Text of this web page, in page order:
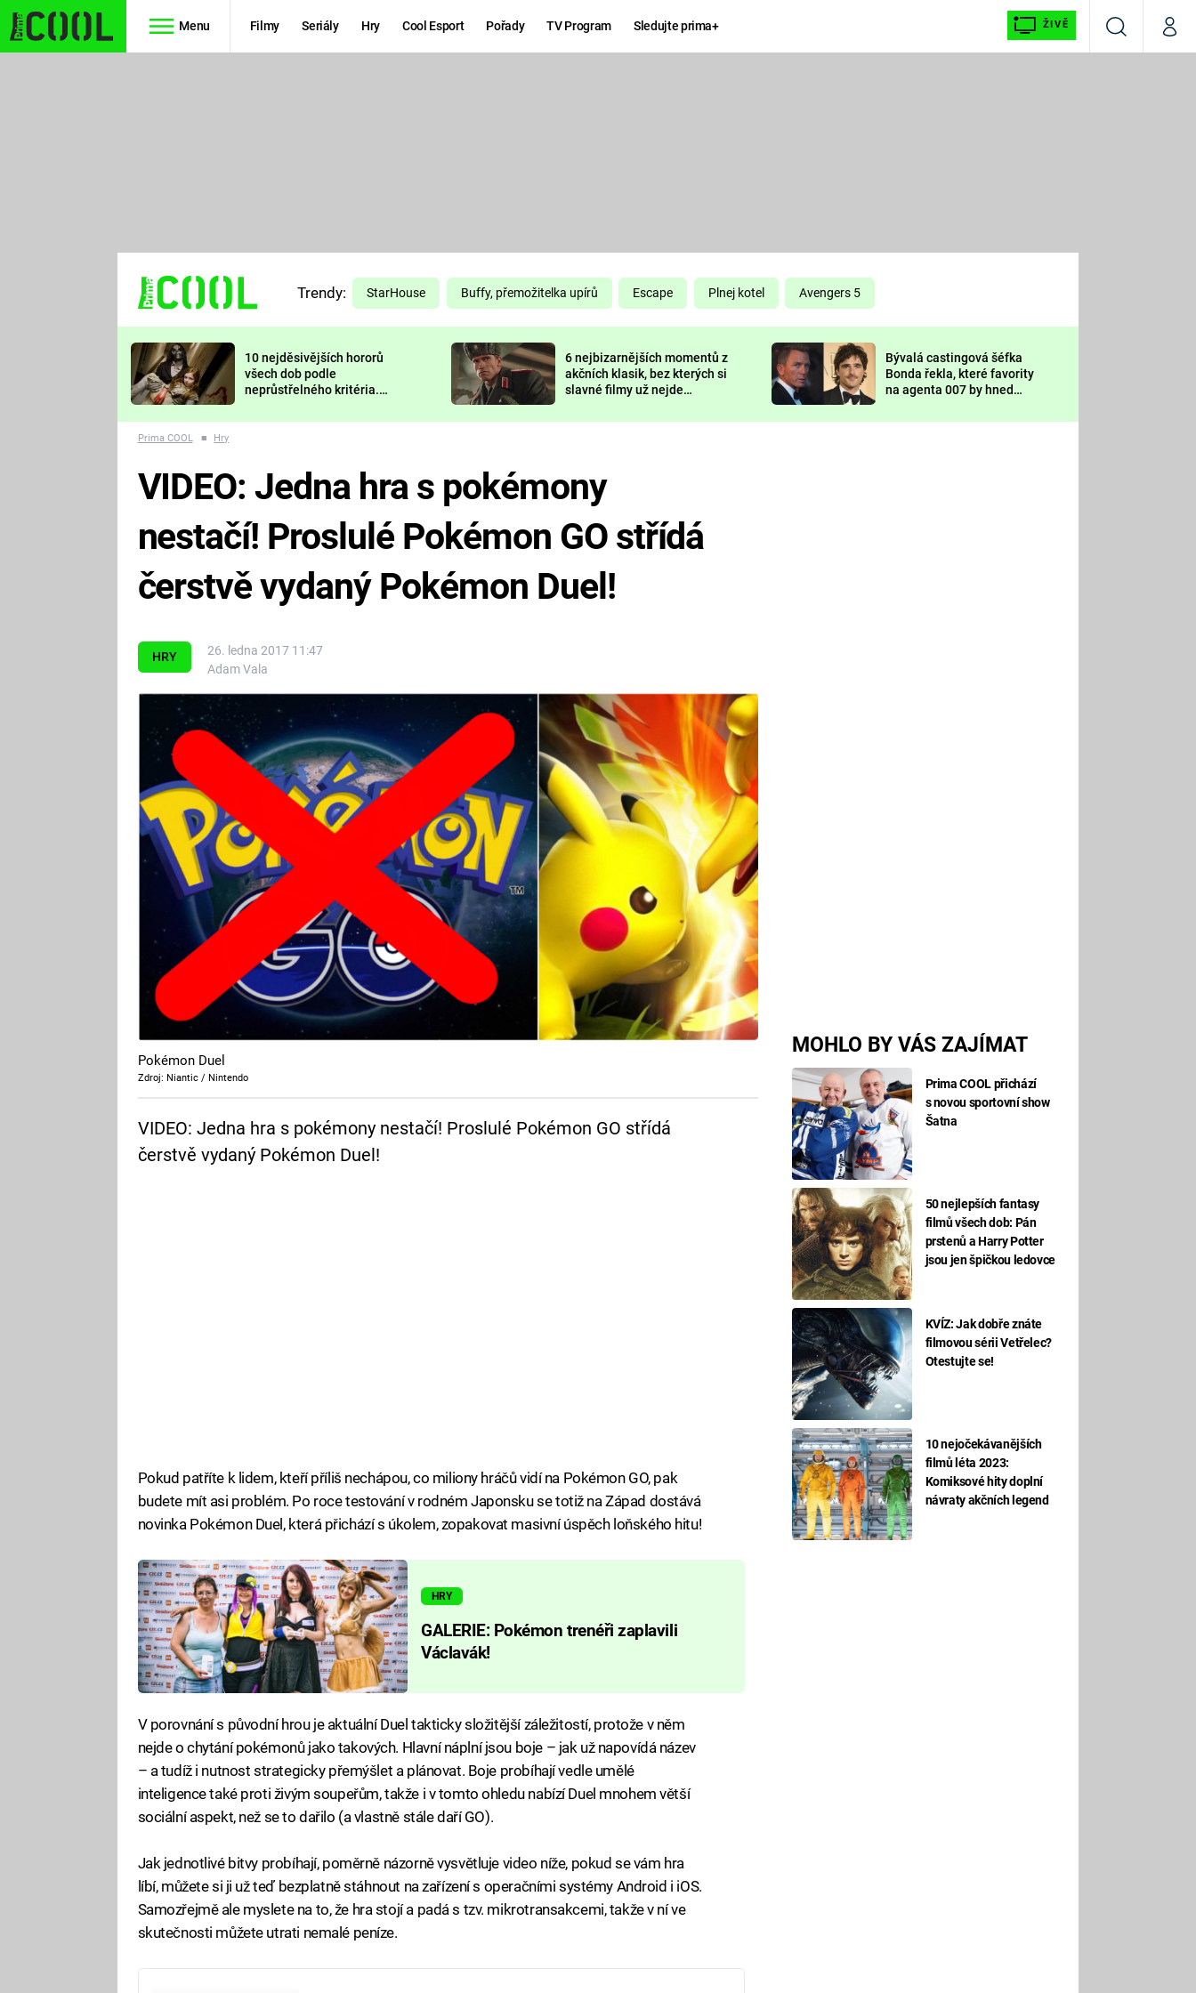
Menu Filmy Seriály Hry Cool Esport Pořady TV Program Sledujte prima+ ŽIVĚ
VyhledáváníMůj
TŘESKU
FUTURAMA
PREDÁTOR
DELIVERANCE
KOMEDIE
CHUCK
NORRIS
DEADPOOL
Prima LAJK
Sledujte nás
Trendy: StarHouse Buffy, přemožitelka upírů Escape Plnej kotel Avengers 5
10 nejděsivějších hororů
všech dob podle
neprůstřelného kritéria.
nejvíc zvednou tep?
6 nejbizarnějších momentů z
akčních klasik, bez kterých si
slavné filmy už nejde
Bývalá castingová šéfka
Bonda řekla, které favority
na agenta 007 by hned
Prima COOL ■ Hry
HRY
26. ledna 2017 11:47
Adam Vala
MOHLO BY VÁS ZAJÍMAT
Prima COOL přichází
s novou sportovní show
Šatna
50 nejlepších fantasy
filmů všech dob: Pán
prstenů a Harry Potter
jsou jen špičkou ledovce
KVÍZ: Jak dobře znáte
filmovou sérii Vetřelec?
Otestujte se!
10 nejočekávanějších
filmů léta 2023:
Komiksové hity doplní
návraty akčních legend
VIDEO: Jedna hra s pokémony
nestačí! Proslulé Pokémon GO střídá
čerstvě vydaný Pokémon Duel!
Pokémon Duel
Zdroj: Niantic / Nintendo
VIDEO: Jedna hra s pokémony nestačí! Proslulé Pokémon GO střídá
čerstvě vydaný Pokémon Duel!
Pokud patříte k lidem, kteří příliš nechápou, co miliony hráčů vidí na Pokémon GO, pak
budete mít asi problém. Po roce testování v rodném Japonsku se totiž na Západ dostává
novinka Pokémon Duel, která přichází s úkolem, zopakovat masivní úspěch loňského hitu!
HRY
GALERIE: Pokémon trenéři zaplavili
Václavák!
V porovnání s původní hrou je aktuální Duel takticky složitější záležitostí, protože v něm
nejde o chytání pokémonů jako takových. Hlavní náplní jsou boje – jak už napovídá název
– a tudíž i nutnost strategicky přemýšlet a plánovat. Boje probíhají vedle umělé
inteligence také proti živým soupeřům, takže i v tomto ohledu nabízí Duel mnohem větší
sociální aspekt, než se to dařilo (a vlastně stále daří GO).
Jak jednotlivé bitvy probíhají, poměrně názorně vysvětluje video níže, pokud se vám hra
líbí, můžete si ji už teď bezplatně stáhnout na zařízení s operačními systémy Android i iOS.
Samozřejmě ale myslete na to, že hra stojí a padá s tzv. mikrotransakcemi, takže v ní ve
skutečnosti můžete utrati nemalé peníze.